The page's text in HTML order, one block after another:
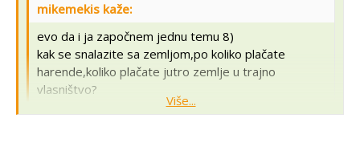
mikemekis kaže:
evo da i ja započnem jednu temu 8)
kak se snalazite sa zemljom,po koliko plačate
harende,koliko plačate jutro zemlje u trajno
vlasništvo?
Više...